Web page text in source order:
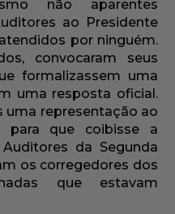
não aparentes
ao Presidente
por ninguém.
convocaram seus
formalizassem uma
uma resposta oficial.
uma representação ao
para que coibisse a
da Segunda
os corregedores dos
que estavam